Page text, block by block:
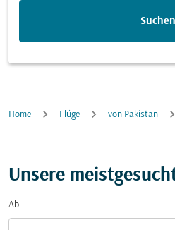
Suchen
Home Flüge von Pakistan
Unsere
Ab